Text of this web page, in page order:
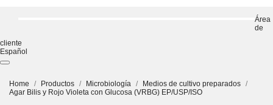
Área
de
cliente
Español
Home Productos Microbiología
Medios de cultivo preparados
Agar Bilis y Rojo Violeta con Glucosa (VRBG) EP/USP/ISO